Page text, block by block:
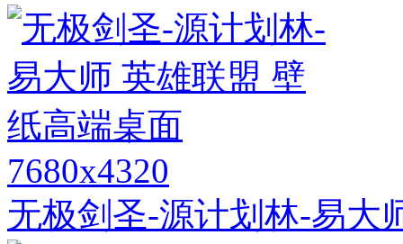
7680x4320
无极剑圣-源计划林-易大